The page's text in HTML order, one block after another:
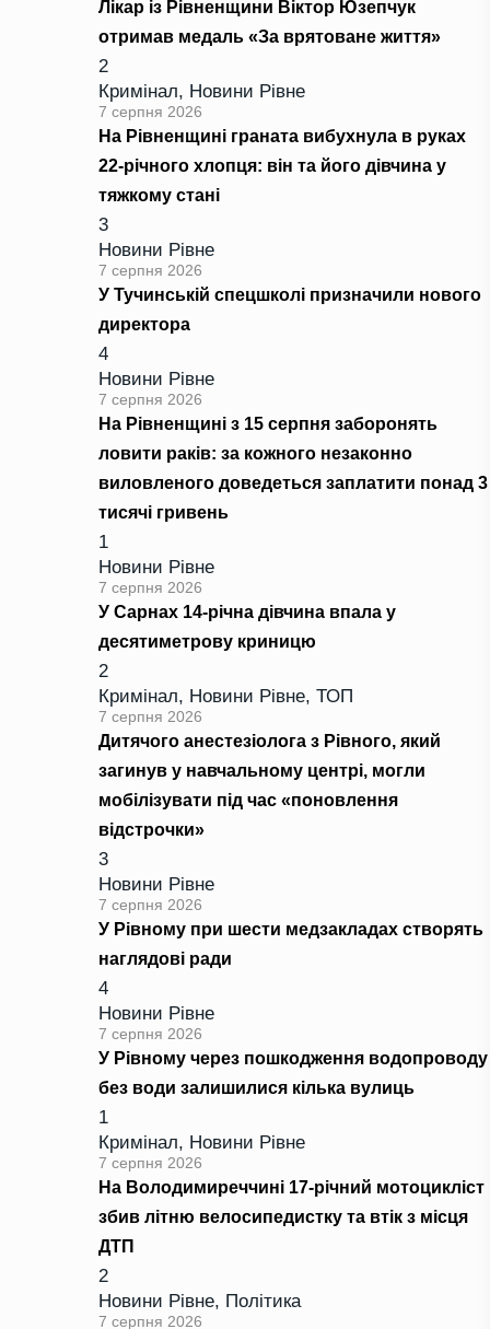
Лікар із Рівненщини Віктор Юзепчук
отримав медаль «За врятоване життя»
2
Кримінал, Новини Рівне
7 серпня 2026
На Рівненщині граната вибухнула в руках
22-річного хлопця: він та його дівчина у
тяжкому стані
3
Новини Рівне
7 серпня 2026
У Тучинській спецшколі призначили нового
директора
4
Новини Рівне
7 серпня 2026
На Рівненщині з 15 серпня заборонять
ловити раків: за кожного незаконно
виловленого доведеться заплатити понад 3
тисячі гривень
1
Новини Рівне
7 серпня 2026
У Сарнах 14-річна дівчина впала у
десятиметрову криницю
2
Кримінал, Новини Рівне, ТОП
7 серпня 2026
Дитячого анестезіолога з Рівного, який
загинув у навчальному центрі, могли
мобілізувати під час «поновлення
відстрочки»
3
Новини Рівне
7 серпня 2026
У Рівному при шести медзакладах створять
наглядові ради
4
Новини Рівне
7 серпня 2026
У Рівному через пошкодження водопроводу
без води залишилися кілька вулиць
1
Кримінал, Новини Рівне
7 серпня 2026
На Володимиреччині 17-річний мотоцикліст
збив літню велосипедистку та втік з місця
ДТП
2
Новини Рівне, Політика
7 серпня 2026